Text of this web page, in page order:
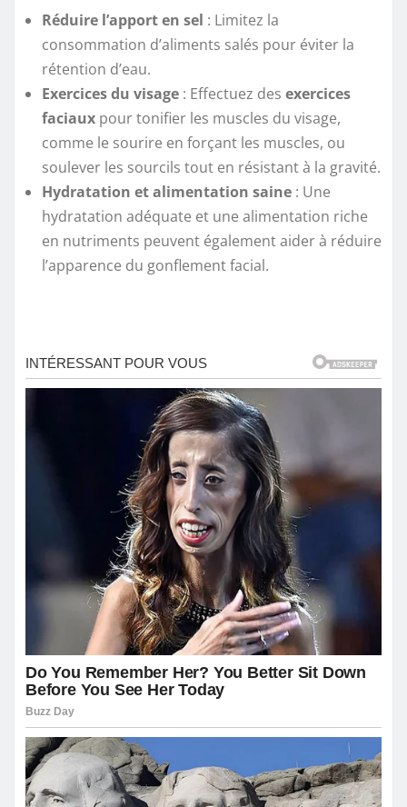
Réduire l’apport en sel : Limitez la
consommation d’aliments salés pour éviter la
rétention d’eau.
Exercices du visage : Effectuez des exercices
faciaux pour tonifier les muscles du visage,
comme le sourire en forçant les muscles, ou
soulever les sourcils tout en résistant à la gravité.
Hydratation et alimentation saine : Une
hydratation adéquate et une alimentation riche
en nutriments peuvent également aider à réduire
l’apparence du gonflement facial.